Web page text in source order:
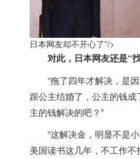
日本网友却不开心了”/>
对此， 日本网友还是“
“拖了四年才解决，是因
跟公主结婚了，公主的钱
主的钱解决的吧？”
“这解决金，明显不是小
美国读书这几年，不工作